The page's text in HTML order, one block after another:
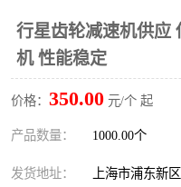
行星齿轮减速机供应
机 性能稳定
价格： 350.00 元/个 起
产品数量： 1000.00个
发货地址： 上海市浦东新区